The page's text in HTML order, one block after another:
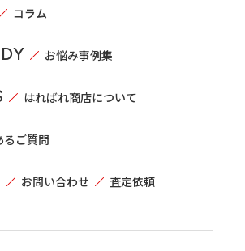
コラム
お悩み事例集
はればれ商店について
るご質問
お問い合わせ 査定依頼